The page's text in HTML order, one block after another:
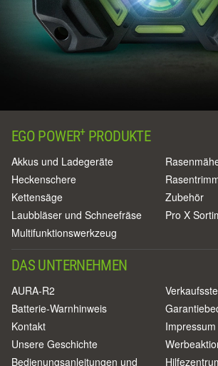
EGO POWER+PRODUKTE
Akkus und Ladegeräte
Heckenschere
Kettensäge
Laubbläser und Schneefräse
Multifunktionswerkzeug
Zubehör
Pro X
DAS UNTERNEHMEN
AURA-R2
Batterie-Warnhinweis
Kontakt
Unsere Geschichte
Bedienungsanleitungen und
Impressum